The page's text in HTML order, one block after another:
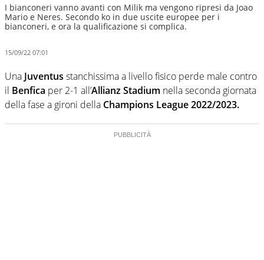
I bianconeri vanno avanti con Milik ma vengono ripresi da Joao
Mario e Neres. Secondo ko in due uscite europee per i
bianconeri, e ora la qualificazione si complica.
15/09/22 07:01
Una Juventus stanchissima a livello fisico perde male contro
il Benfica per 2-1 all’Allianz Stadium nella seconda giornata
della fase a gironi della Champions League 2022/2023.